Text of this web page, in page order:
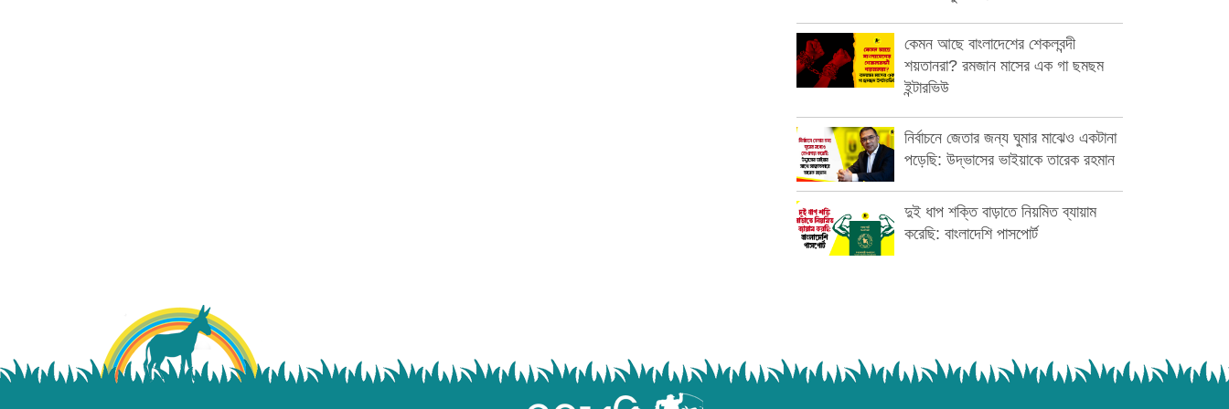
কেমন আছে বাংলাদেশের শেকলবন্দী
শয়তানরা? রমজান মাসের এক গা ছমছম
ইন্টারভিউ
নির্বাচনে জেতার জন্য ঘুমার মাঝেও একটানা
পড়েছি: উদ্ভাসের ভাইয়াকে তারেক রহমান
দুই ধাপ শক্তি বাড়াতে নিয়মিত ব্যায়াম
করেছি: বাংলাদেশি পাসপোর্ট